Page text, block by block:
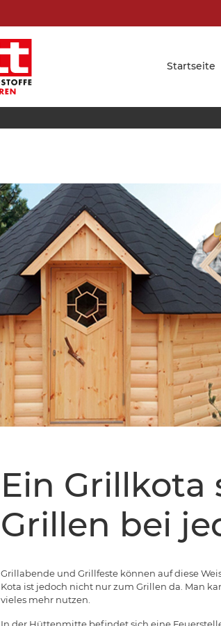
Startseite
Ein Grillkota
Grillen bei
Grillabende und Grillfeste können auf diese
Kota ist jedoch nicht nur zum Grillen da. Man
vieles mehr nutzen.
In der Hüttenmitte befindet sich eine